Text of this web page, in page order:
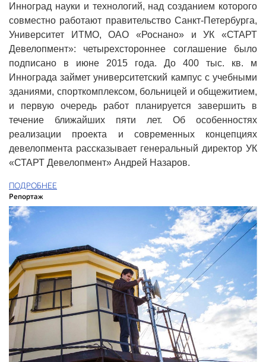
Инноград науки и технологий, над созданием которого
совместно работают правительство Санкт-Петербурга,
Университет ИТМО, ОАО «Роснано» и УК «СТАРТ
Девелопмент»: четырехстороннее соглашение было
подписано в июне 2015 года. До 400 тыс. кв. м
Иннограда займет университетский кампус с учебными
зданиями, спорткомплексом, больницей и общежитием,
и первую очередь работ планируется завершить в
течение ближайших пяти лет. Об особенностях
реализации проекта и современных концепциях
девелопмента рассказывает генеральный директор УК
«СТАРТ Девелопмент» Андрей Назаров.
ПОДРОБНЕЕ
Репортаж